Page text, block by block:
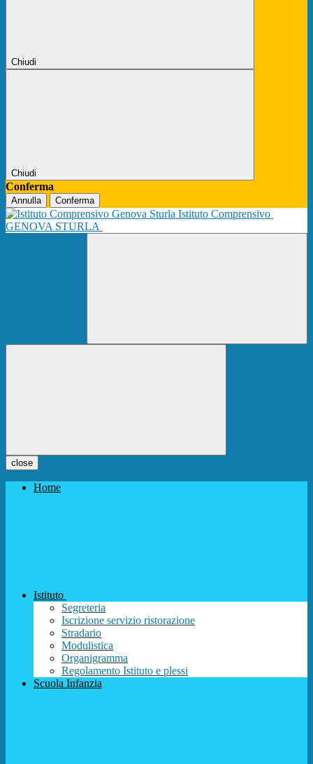
Chiudi
Chiudi
Conferma
Annulla Conferma
Istituto Comprensivo
GENOVA STURLA
close
Home
Istituto
Segreteria
Iscrizione servizio ristorazione
Stradario
Modulistica
Organigramma
Regolamento Istituto e plessi
Scuola Infanzia